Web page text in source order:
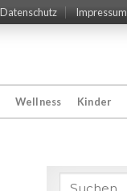
Datenschutz Impressum
Wellness Kinder